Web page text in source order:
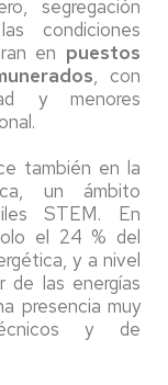
segregación
condiciones
en puestos
, con
y menores
también en la
un ámbito
STEM. En
el 24 % del
y a nivel
de las energías
presencia muy
y de